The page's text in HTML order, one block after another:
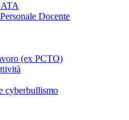
Docente
(ex PCTO)
cyberbullismo